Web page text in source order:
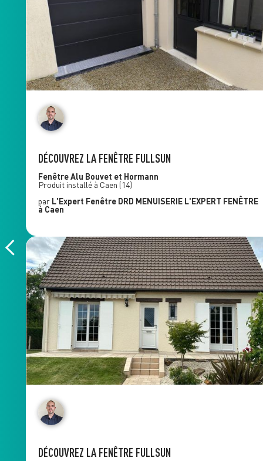
DÉCOUVREZ LA FENÊTRE FULLSUN
Fenêtre Alu Bouvet et Hormann
Produit installé à Caen (14)
par L'Expert Fenêtre DRD MENUISERIE L'EXPERT FENÊTRE
à Caen
DÉCOUVREZ LA FENÊTRE FULLSUN